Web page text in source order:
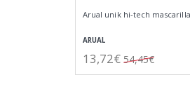
Arual unik hi-tech
ARUAL
13,72€ 54,45€